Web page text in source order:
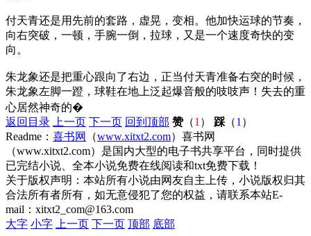
付天青还是用先前的套路，虚晃，变相。他加快运球的节奏，
向右突破，一顿，手腕一倒，拉球，又是一个速度奇快的变
向。
朱龙象还是把重心跟向了右边，正当付天青准备右突的时候，
朱龙象左脚一蹬，球鞋在地上泛起爆音般的吱吱声！失去的重
心居然神奇的�
返回目录
上一页 下一页 回到顶部 赞（1 ） 踩 （1 ）
Readme： 喜书网 （www.xitxt2.com）喜书网
（www.xitxt2.com）是国内大型的电子书共享平台，同时提供
已完结小说、全本小说免费在线阅读和txt免费下载！
关于版权声明：本站所有小说由网友自主上传，小说版权归其
合法所有者所有，如无意侵犯了您的权益，请联系本站E-
mail：xitxt2_com@163.com
大字 小字 上一页 下一页 顶部 底部